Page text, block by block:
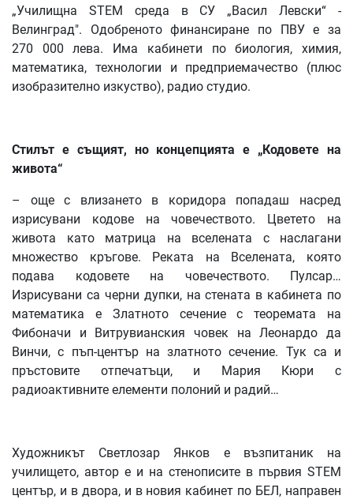
„Училищна STEM среда в СУ „Васил Левски“ -
Велинград". Одобреното финансиране по ПВУ е за
270 000 лева. Има кабинети по биология, химия,
математика, технологии и предприемачество (плюс
изобразително изкуство), радио студио.
Стилът е същият, но концепцията е „Кодовете на
живота“
– още с влизането в коридора попадаш насред
изрисувани кодове на човечеството. Цветето на
живота като матрица на вселената с наслагани
множество кръгове. Реката на Вселената, която
подава кодовете на човечеството. Пулсар…
Изрисувани са черни дупки, на стената в кабинета по
математика е Златното сечение с теоремата на
Фибоначи и Витрувианския човек на Леонардо да
Винчи, с пъп-център на златното сечение. Тук са и
пръстовите отпечатъци, и Мария Кюри с
радиоактивните елементи полоний и радий…
Художникът Светлозар Янков е възпитаник на
училището, автор е и на стенописите в първия STEM
център, и в двора, и в новия кабинет по БЕЛ, направен